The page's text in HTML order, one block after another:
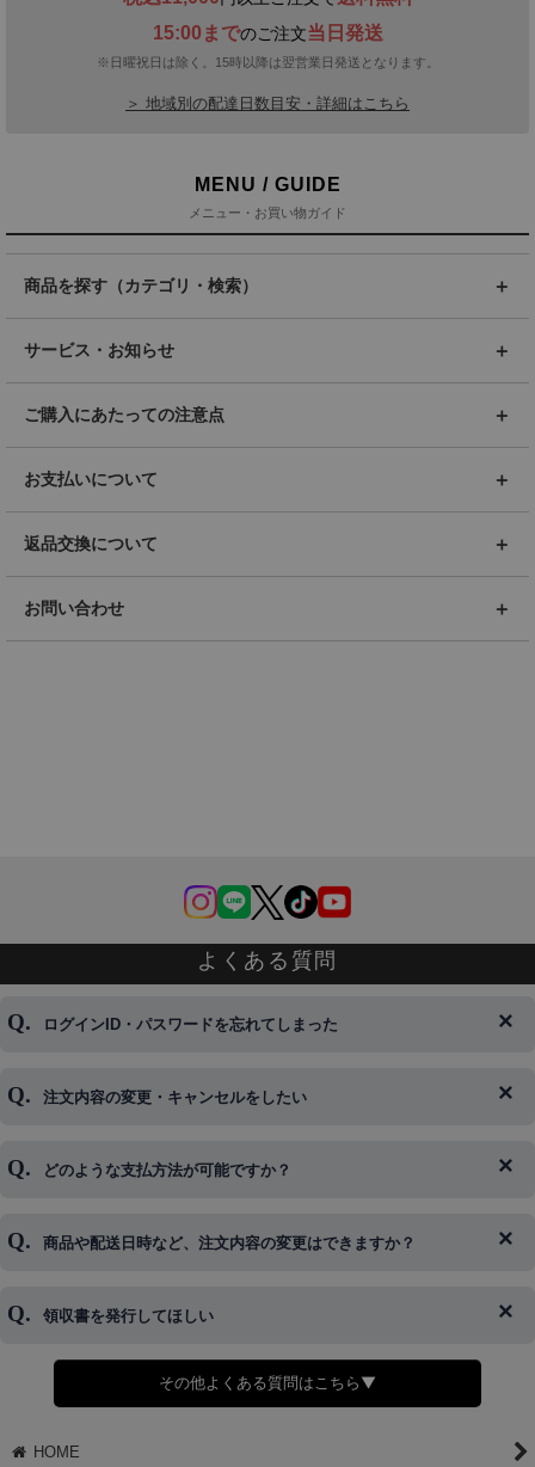
15:00までのご注文当日発送
※日曜祝日は除く。15時以降は翌営業日発送となります。
＞ 地域別の配達日数目安・詳細はこちら
MENU / GUIDE
メニュー・お買い物ガイド
商品を探す（カテゴリ・検索）
サービス・お知らせ
ご購入にあたっての注意点
お支払いについて
返品交換について
お問い合わせ
よくある質問
ログインID・パスワードを忘れてしまった
◆下記ページより、ログインIDの変更が可能です。
注文内容の変更・キャンセルをしたい
◆即日発送を行なっている関係上、午後以降のご連絡やキャンセル
※発送後、発送準備が完了しお手続きが間に合わない場合は変更、
どのような支払方法が可能ですか？
◆代金引換・クレジットカード・携帯キャリア決済・おねだり決
商品や配送日時など、注文内容の変更はできますか？
◆商品発送前の変更は承っております。
さい。
領収書を発行してほしい
◆領収書はご希望頂いた場合のみ発行しております。
【これからご注文する場合】
その他よくある質問はこちら▼
HOME